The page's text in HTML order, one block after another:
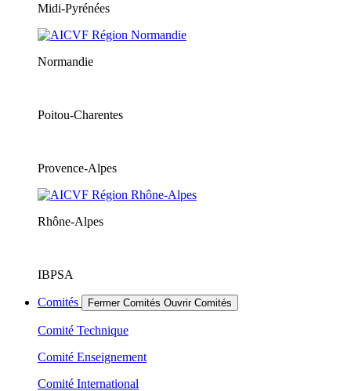
Midi-Pyrénées
Normandie
Poitou-Charentes
Provence-Alpes
Rhône-Alpes
IBPSA
Comités Fermer Comités Ouvrir Comités
Comité Technique
Comité Enseignement
Comité International